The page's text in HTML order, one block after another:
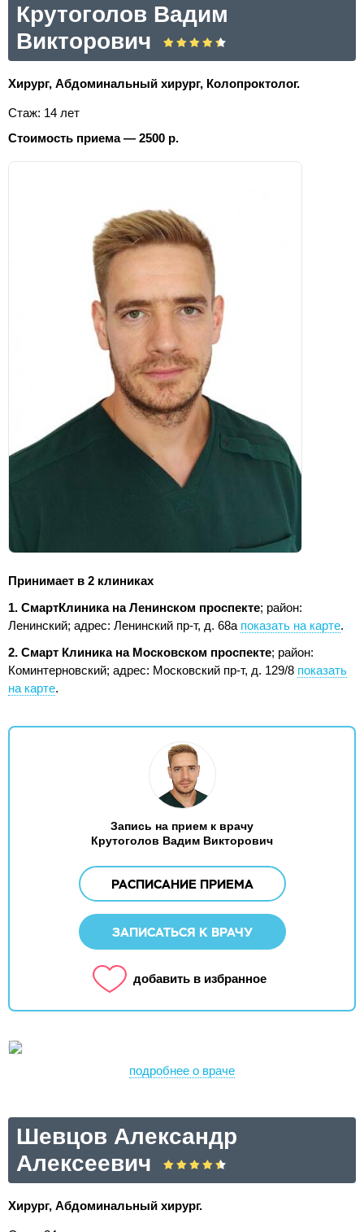
Крутоголов Вадим
Викторович
Хирург, Абдоминальный хирург, Колопроктолог.
Стаж: 14 лет
Стоимость приема — 2500 р.
Принимает в 2 клиниках
1. СмартКлиника на Ленинском проспекте; район:
Ленинский; адрес: Ленинский пр-т, д. 68а показать на карте.
2. Смарт Клиника на Московском проспекте; район:
Коминтерновский; адрес: Московский пр-т, д. 129/8 показать
на карте.
Запись на прием к врачу
Крутоголов Вадим Викторович
РАСПИСАНИЕ ПРИЕМА
ЗАПИСАТЬСЯ К ВРАЧУ
добавить в избранное
подробнее о враче
Шевцов Александр
Алексеевич
Хирург, Абдоминальный хирург.